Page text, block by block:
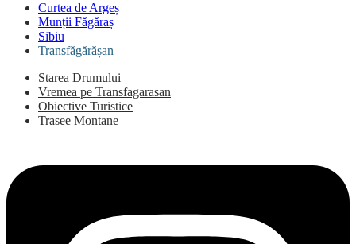
Curtea de Argeș
Munții Făgăraș
Sibiu
Transfăgărășan
Starea Drumului
Vremea pe Transfagarasan
Obiective Turistice
Trasee Montane